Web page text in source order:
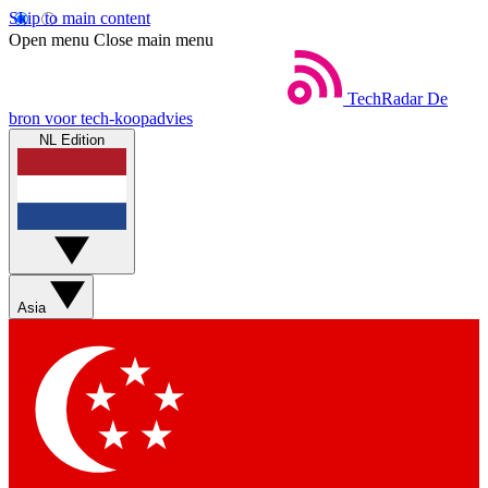
Skip to main content
Open menu Close main menu
TechRadar De
bron voor tech-koopadvies
NL Edition
Asia